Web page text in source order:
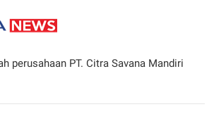
perusahaan PT. Citra Savana Mandiri